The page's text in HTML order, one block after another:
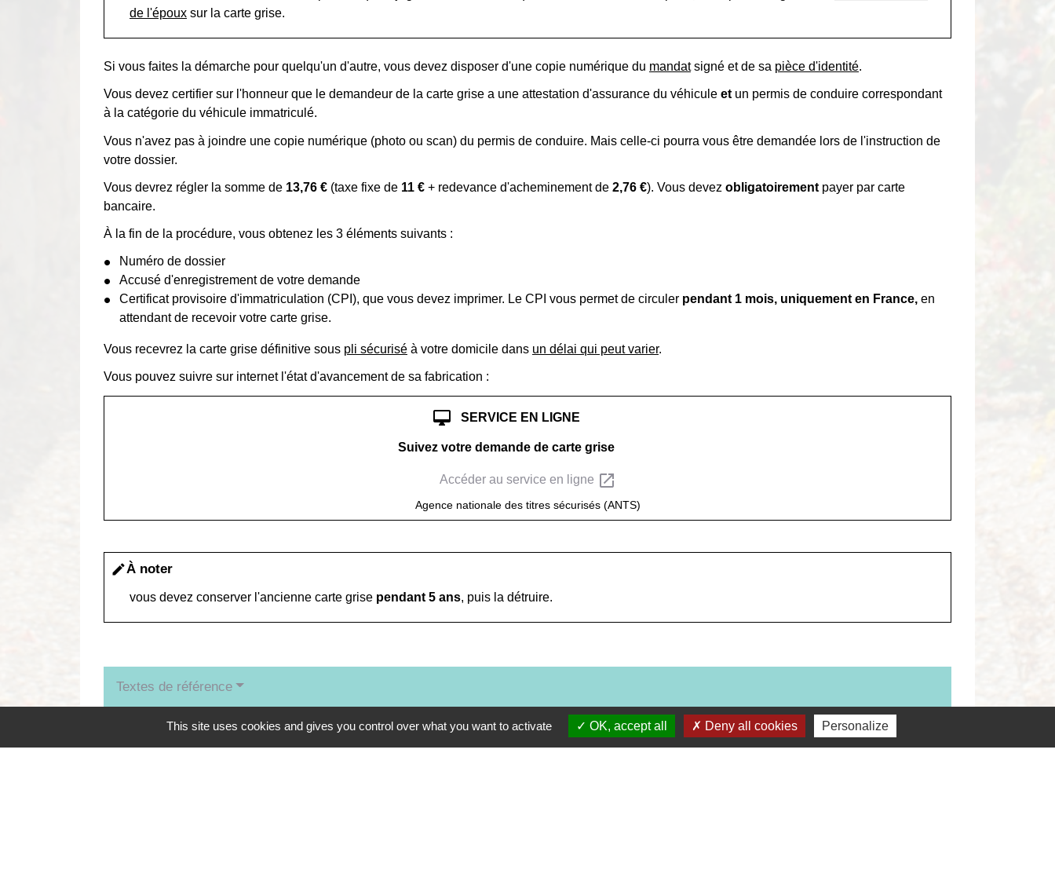
de l'époux sur la carte grise.
Si vous faites la démarche pour quelqu'un d'autre, vous devez disposer d'une copie numérique du mandatsigné et de sa pièce d'identité.
Vous devez certifier sur l'honneur que le demandeur de la carte grise a une attestation d'assurance du véhicule etun permis de conduire correspondant
à la catégorie du véhicule immatriculé.
Vous n'avez pas à joindre une copie numérique (photo ou scan) du permis de conduire. Mais celle-ci pourra vous être demandée lors de l'instruction de
votre dossier.
Vous devrez régler la somme de 13,76 € (taxe fixe de 11 € + redevance d'acheminement de 2,76 €). Vous devez obligatoirement payer par carte
bancaire.
À la fin de la procédure, vous obtenez les 3 éléments suivants :
Numéro de dossier
Accusé d'enregistrement de votre demande
Certificat provisoire d'immatriculation (CPI), que vous devez imprimer. Le CPI vous permet de circuler pendant 1 mois, uniquement en France, en
attendant de recevoir votre carte grise.
Vous recevrez la carte grise définitive sous pli sécurisé à votre domicile dans un délai qui peut varier.
Vous pouvez suivre sur internet l'état d'avancement de sa fabrication :
desktop_mac SERVICE EN LIGNE
Suivez votre demande de carte grise
Accéder au service en ligne open_in_new
Agence nationale des titres sécurisés (ANTS)
editÀ noter
vous devez conserver l'ancienne carte grise pendant 5 ans, puis la détruire.
Textes de référence
This site uses cookies and gives you control over what you want to activate OK, accept all Deny all cookies Personalize